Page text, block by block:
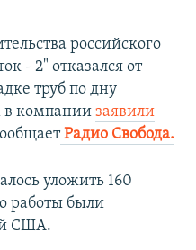
российского
- 2" отказался от
труб по дну
в компании заявили
Радио Свобода.
уложить 160
работы были
США.